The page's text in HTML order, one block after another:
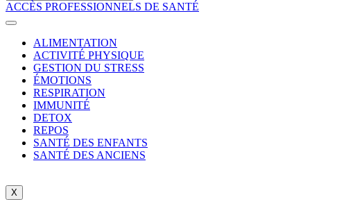
ACCÈS PROFESSIONNELS DE SANTÉ
ALIMENTATION
ACTIVITÉ PHYSIQUE
GESTION DU STRESS
ÉMOTIONS
RESPIRATION
IMMUNITÉ
DETOX
REPOS
SANTÉ DES ENFANTS
SANTÉ DES ANCIENS
X